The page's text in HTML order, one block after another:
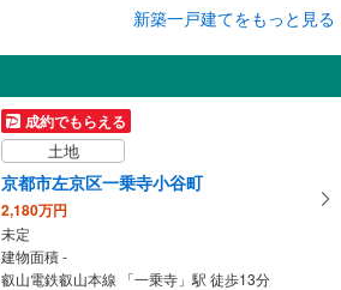
3,600万円
3LDK
建物面積 108.87m
小田急江ノ島線 「桜ケ丘」駅 徒歩16分
新築一戸建てをもっと見る
成約でもらえる
土地
京都市左京区一乗寺小谷町
2,180万円
未定
建物面積 -
叡山電鉄叡山本線 「一乗寺」駅 徒歩13分